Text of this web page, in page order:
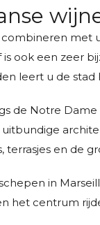
met
is ook een zeer
leert u de
de Notre Dame
terrasjes en de
in
het centrum